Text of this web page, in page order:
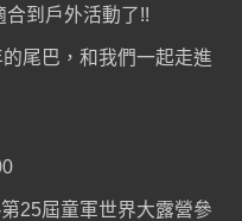
到戶外活動了!!
尾巴，和我們一起走進
25屆童軍世界大露營參